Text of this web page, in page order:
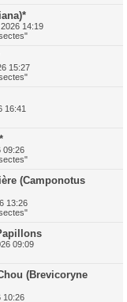
14:19
15:27
16:41
09:26
(Camponotus
13:26
09:09
(Brevicoryne
10:26